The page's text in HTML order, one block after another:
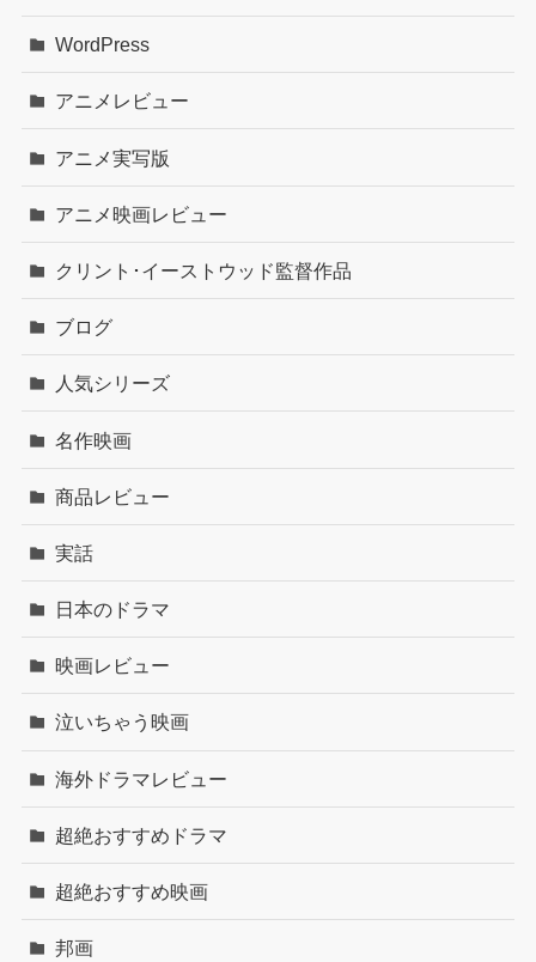
WordPress
アニメレビュー
アニメ実写版
アニメ映画レビュー
クリント･イーストウッド監督作品
ブログ
人気シリーズ
名作映画
商品レビュー
実話
日本のドラマ
映画レビュー
泣いちゃう映画
海外ドラマレビュー
超絶おすすめドラマ
超絶おすすめ映画
邦画